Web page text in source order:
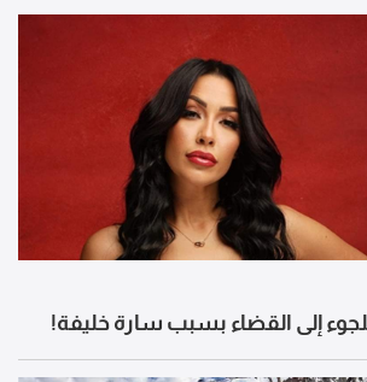
إلى القضاء بسبب سارة خليفة!